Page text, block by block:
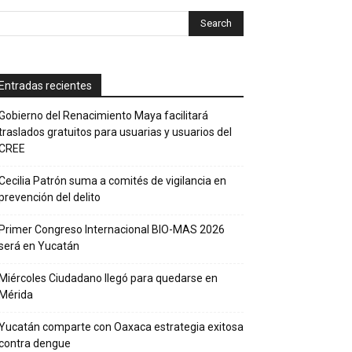
recientes
del Renacimiento Maya facilitará
gratuitos para usuarias y usuarios del
Patrón suma a comités de vigilancia en
del delito
Congreso Internacional BIO-MAS 2026
en Yucatán
Ciudadano llegó para quedarse en
comparte con Oaxaca estrategia exitosa
dengue